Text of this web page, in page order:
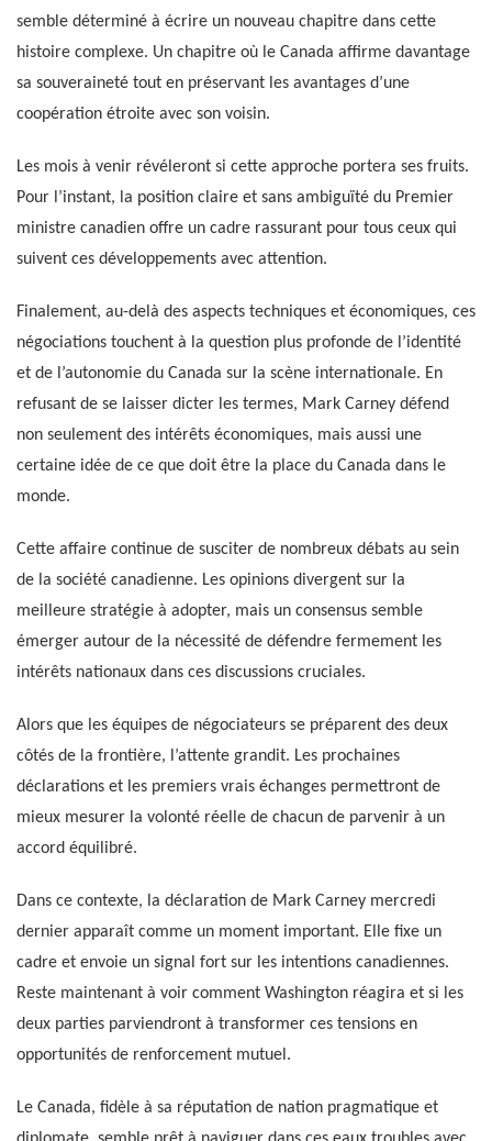
semble déterminé à écrire un nouveau chapitre dans cette
histoire complexe. Un chapitre où le Canada affirme davantage
sa souveraineté tout en préservant les avantages d’une
coopération étroite avec son voisin.
Les mois à venir révéleront si cette approche portera ses fruits.
Pour l’instant, la position claire et sans ambiguïté du Premier
ministre canadien offre un cadre rassurant pour tous ceux qui
suivent ces développements avec attention.
Finalement, au-delà des aspects techniques et économiques, ces
négociations touchent à la question plus profonde de l’identité
et de l’autonomie du Canada sur la scène internationale. En
refusant de se laisser dicter les termes, Mark Carney défend
non seulement des intérêts économiques, mais aussi une
certaine idée de ce que doit être la place du Canada dans le
monde.
Cette affaire continue de susciter de nombreux débats au sein
de la société canadienne. Les opinions divergent sur la
meilleure stratégie à adopter, mais un consensus semble
émerger autour de la nécessité de défendre fermement les
intérêts nationaux dans ces discussions cruciales.
Alors que les équipes de négociateurs se préparent des deux
côtés de la frontière, l’attente grandit. Les prochaines
déclarations et les premiers vrais échanges permettront de
mieux mesurer la volonté réelle de chacun de parvenir à un
accord équilibré.
Dans ce contexte, la déclaration de Mark Carney mercredi
dernier apparaît comme un moment important. Elle fixe un
cadre et envoie un signal fort sur les intentions canadiennes.
Reste maintenant à voir comment Washington réagira et si les
deux parties parviendront à transformer ces tensions en
opportunités de renforcement mutuel.
Le Canada, fidèle à sa réputation de nation pragmatique et